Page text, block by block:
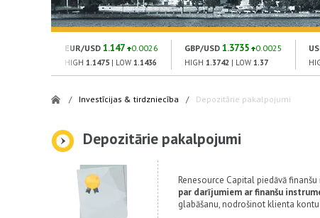
EUR/USD 1.147 0.0026
HIGH 1.1475 | LOW 1.1436
GBP/USD 1.3735 0.0025
HIGH 1.3742 | LOW 1.37
/ Investīcijas & tirdzniecība / Depozitārie pakalpojumi
Depozitārie pakalpojumi
Renesource Capital piedāvā
par darījumiem ar finanšu
glabāšanu, nodrošinot klienta